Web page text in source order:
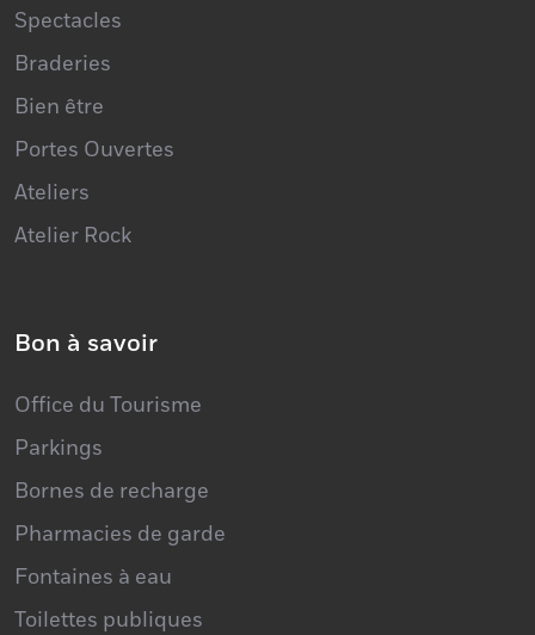
Braderies
Bien être
Portes Ouvertes
Ateliers
Atelier Rock
Parkings
Bornes de recharge
Pharmacies de garde
Fontaines à eau
Toilettes publiques